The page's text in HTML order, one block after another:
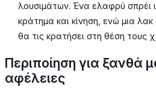
λουσιμάτων. Ένα ελαφρύ σπρέι
κράτημα και κίνηση, ενώ μια
θα τις κρατήσει στη θέση τους
Περιποίηση για ξανθά
αφέλειες